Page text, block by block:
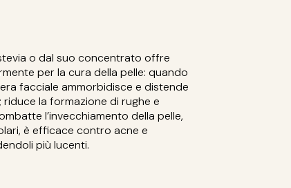
o dal suo concentrato offre
per la cura della pelle: quando
facciale ammorbidisce e distende
la formazione di rughe e
l’invecchiamento della pelle,
è efficace contro acne e
più lucenti.